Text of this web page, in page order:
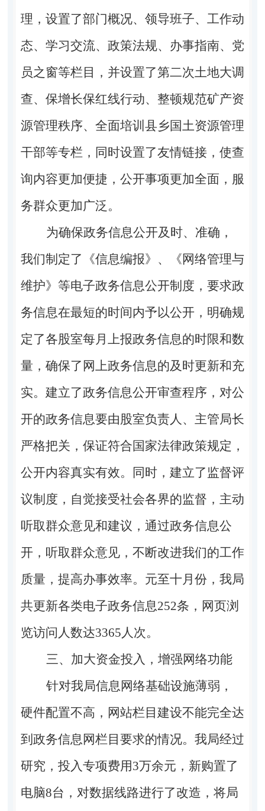
理，设置了部门概况、领导班子、工作动
态、学习交流、政策法规、办事指南、党
员之窗等栏目，并设置了第二次土地大调
查、保增长保红线行动、整顿规范矿产资
源管理秩序、全面培训县乡国土资源管理
干部等专栏，同时设置了友情链接，使查
询内容更加便捷，公开事项更加全面，服
务群众更加广泛。
为确保政务信息公开及时、准确，
我们制定了《信息编报》、《网络管理与
维护》等电子政务信息公开制度，要求政
务信息在最短的时间内予以公开，明确规
定了各股室每月上报政务信息的时限和数
量，确保了网上政务信息的及时更新和充
实。建立了政务信息公开审查程序，对公
开的政务信息要由股室负责人、主管局长
严格把关，保证符合国家法律政策规定，
公开内容真实有效。同时，建立了监督评
议制度，自觉接受社会各界的监督，主动
听取群众意见和建议，通过政务信息公
开，听取群众意见，不断改进我们的工作
质量，提高办事效率。元至十月份，我局
共更新各类电子政务信息252条，网页浏
览访问人数达3365人次。
三、加大资金投入，增强网络功能
针对我局信息网络基础设施薄弱，
硬件配置不高，网站栏目建设不能完全达
到政务信息网栏目要求的情况。我局经过
研究，投入专项费用3万余元，新购置了
电脑8台，对数据线路进行了改造，将局